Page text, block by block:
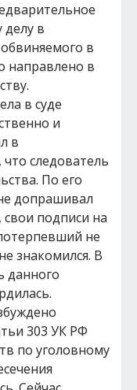
делу в
в
направлено в
в суде
и
в
следователь
По его
допрашивал
свои подписи на
не
знакомился. В
данного
303 УК РФ
по уголовному